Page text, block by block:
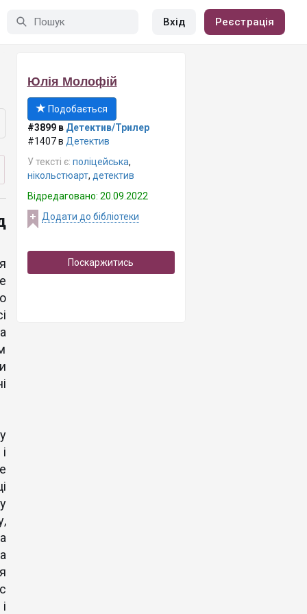
Вхід Реєстрація
Юлія Молофій
Подобається
#3899 в Детектив/Трилер
#1407 в Детектив
У тексті є: поліцейська,
нікольстюарт, детектив
Відредаговано: 20.09.2022
Додати до бібліотеки
Поскаржитись